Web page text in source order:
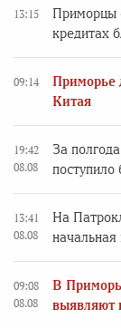
13:15
Приморцы
кредитах
09:14
Приморье
Китая
19:42
08.08
За
поступило
13:41
08.08
На
начальная
09:08
08.08
В
выявляют